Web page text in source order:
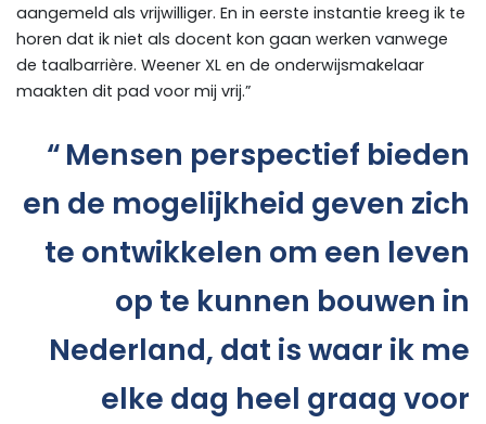
aangemeld als vrijwilliger. En in eerste instantie kreeg ik te
horen dat ik niet als docent kon gaan werken vanwege
de taalbarrière. Weener XL en de onderwijsmakelaar
maakten dit pad voor mij vrij.”
Mensen perspectief bieden
en de mogelijkheid geven zich
te ontwikkelen om een leven
op te kunnen bouwen in
Nederland, dat is waar ik me
elke dag heel graag voor